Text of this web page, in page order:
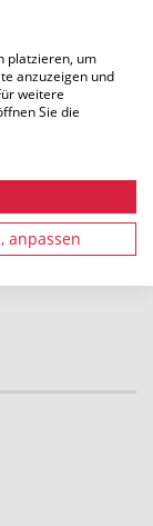
platzieren, um
anzuzeigen und
weitere
Sie die
anpassen